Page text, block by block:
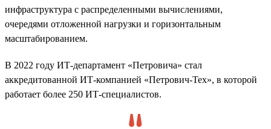
инфраструктура с распределенными вычислениями,
очередями отложенной нагрузки и горизонтальным
масштабированием.
В 2022 году ИТ-департамент «Петровича» стал
аккредитованной ИТ-компанией «Петрович-Тех», в которой
работает более 250 ИТ-специалистов.